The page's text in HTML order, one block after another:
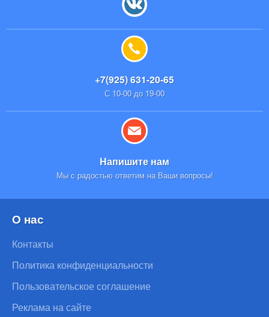
+7(925) 631-20-65
С 10-00 до 19-00
Напишите нам
Мы с радостью ответим на Ваши вопросы!
О нас
Контакты
Политика конфиденциальности
Пользовательское соглашение
Реклама на сайте